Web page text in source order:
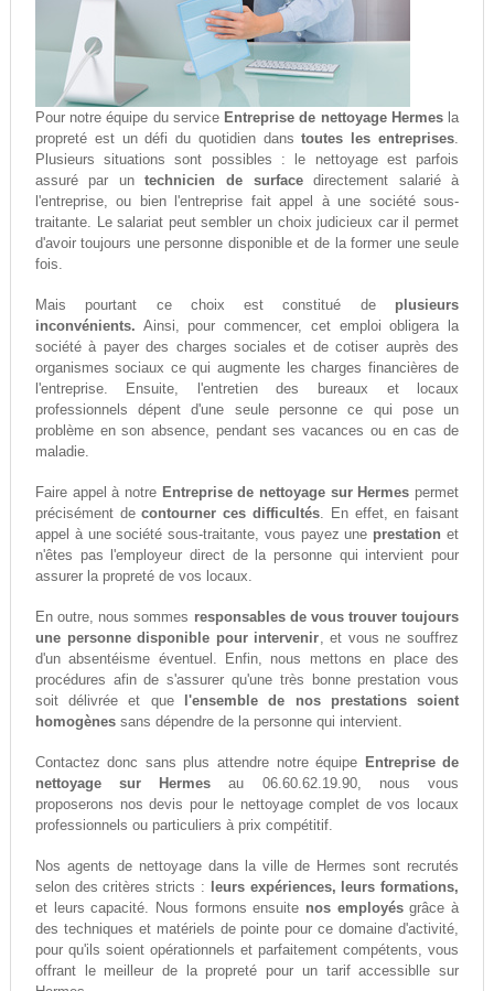
Pour notre équipe du service Entreprise de nettoyage Hermesla
propreté est un défi du quotidien danstoutes les entreprises.
Plusieurs situations sont possibles : le nettoyage est parfois
assuré par untechnicien de surfacedirectement salarié à
l'entreprise, ou bien l'entreprise fait appel à une société sous-
traitante. Le salariat peut sembler un choix judicieux car il permet
d'avoir toujours une personne disponible et de la former une seule
fois.
Mais pourtant ce choix est constitué de plusieurs
inconvénients. Ainsi, pour commencer, cet emploi obligera la
société à payer des charges sociales et de cotiser auprès des
organismes sociaux ce qui augmente les charges financières de
l'entreprise. Ensuite, l'entretien des bureaux et locaux
professionnels dépent d'une seule personne ce qui pose un
problème en son absence, pendant ses vacances ou en cas de
maladie.
Faire appel à notre Entreprise de nettoyage sur Hermes permet
précisément decontourner ces difficultés. En effet, en faisant
appel à une société sous-traitante, vous payez une prestation et
n'êtes pas l'employeur direct de la personne qui intervient pour
assurer la propreté de vos locaux.
En outre, nous sommes responsables de vous trouver toujours
une personne disponible pour intervenir, et vous ne souffrez
d'un absentéisme éventuel. Enfin, nous mettons en place des
procédures afin de s'assurer qu'une très bonne prestation vous
soit délivrée et que
l'ensemble de nos prestations soient
homogènessans dépendre de la personne qui intervient.
Contactez donc sans plus attendre notre équipe Entreprise de
nettoyage sur Hermes au 06.60.62.19.90, nous vous
proposerons nos devis pour le nettoyage complet de vos locaux
professionnels ou particuliers à prix compétitif.
Nos agents de nettoyage dans la ville de Hermes sont recrutés
selon des critères stricts :
leurs expériences, leurs formations,
et leurs capacité. Nous formons ensuite nos employésgrâce à
des techniques et matériels de pointe pour ce domaine d'activité,
pour qu'ils soient opérationnels et parfaitement compétents, vous
offrant le meilleur de la propreté pour un tarif accessiblle sur